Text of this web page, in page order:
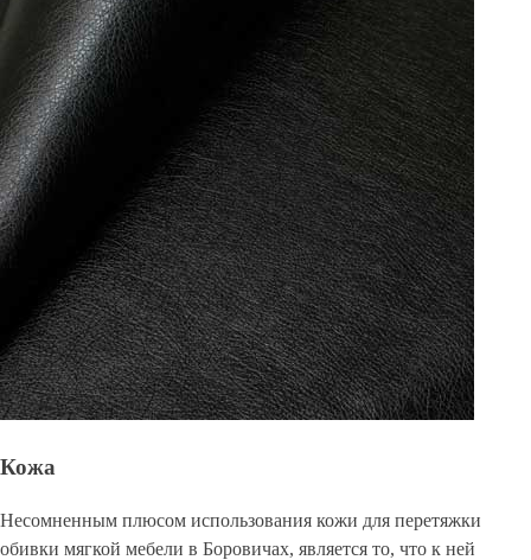
Кожа
Несомненным плюсом использования кожи для перетяжки
обивки мягкой мебели в Боровичах, является то, что к ней